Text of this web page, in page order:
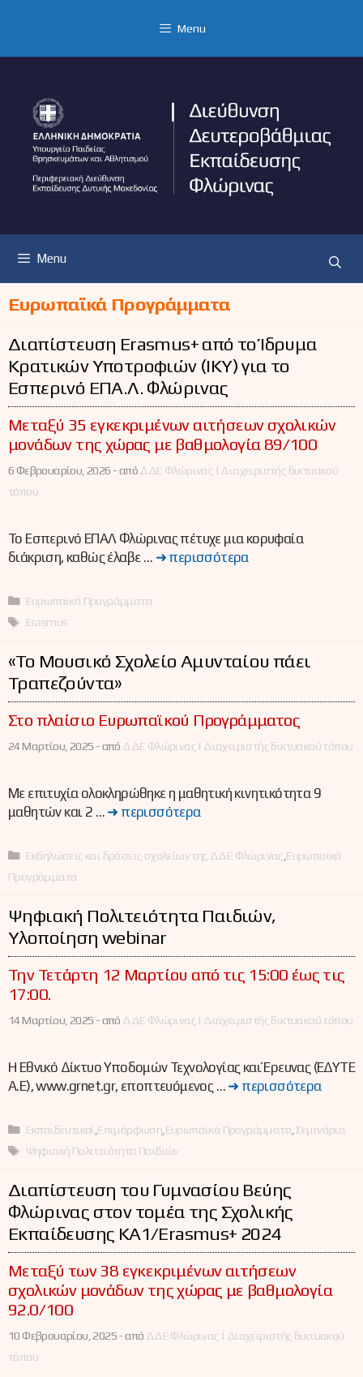
Menu
Menu
Ευρωπαϊκά Προγράμματα
Διαπίστευση Erasmus+ από το Ίδρυμα
Κρατικών Υποτροφιών (ΙΚΥ) για το
Εσπερινό ΕΠΑ.Λ. Φλώρινας
Μεταξύ 35 εγκεκριμένων αιτήσεων σχολικών
μονάδων της χώρας με βαθμολογία 89/100
6 Φεβρουαρίου, 2026 -απόΔΔΕ Φλώρινας | Διαχειριστής δικτυακού
τόπου
Το Εσπερινό ΕΠΑΛ Φλώρινας πέτυχε μια κορυφαία
διάκριση, καθώς έλαβε … ➜ περισσότερα
Κατηγορίες
Ευρωπαϊκά Προγράμματα
Ετικέτες
Erasmus
«Το Μουσικό Σχολείο Αμυνταίου πάει
Τραπεζούντα»
Στο πλαίσιο Ευρωπαϊκού Προγράμματος
24 Μαρτίου, 2025 -από ΔΔΕ Φλώρινας | Διαχειριστής δικτυακού τόπου
Με επιτυχία ολοκληρώθηκε η μαθητική κινητικότητα 9
μαθητών και 2 … ➜ περισσότερα
Κατηγορίες
Εκδηλώσεις και δράσεις σχολείων της ΔΔΕ Φλώρινας Ευρωπαϊκά
Προγράμματα
Ψηφιακή Πολιτειότητα Παιδιών,
Υλοποίηση webinar
Την Τετάρτη 12 Μαρτίου από τις 15:00 έως τις
17:00.
14 Μαρτίου, 2025 -από ΔΔΕ Φλώρινας | Διαχειριστής δικτυακού τόπου
Η Εθνικό Δίκτυο Υποδομών Τεχνολογίας και Έρευνας (ΕΔΥΤΕ
Α.Ε), www.grnet.gr, εποπτευόμενος … ➜ περισσότερα
Κατηγορίες
Εκπαιδευτικοί Επιμόρφωση Ευρωπαϊκά Προγράμματα Σεμινάρια
Ετικέτες
Ψηφιακή Πολιτειότητα Παιδιών
Διαπίστευση του Γυμνασίου Βεύης
Φλώρινας στον τομέα της Σχολικής
Εκπαίδευσης ΚΑ1/Erasmus+ 2024
Μεταξύ των 38 εγκεκριμένων αιτήσεων
σχολικών μονάδων της χώρας με βαθμολογία
92.0/100
10 Φεβρουαρίου, 2025 -από ΔΔΕ Φλώρινας | Διαχειριστής δικτυακού
τόπου